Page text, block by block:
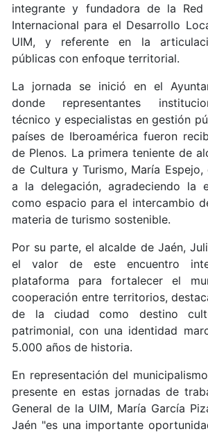
integrante y fundadora de la Red
Internacional para el Desarrollo
UIM, y referente en la
públicas con enfoque territorial.
La jornada se inició en el
donde representantes
técnico y especialistas en gestión
países de Iberoamérica fueron
de Plenos. La primera teniente de
de Cultura y Turismo, María
a la delegación, agradeciendo la
como espacio para el intercambio
materia de turismo sostenible.
Por su parte, el alcalde de Jaén,
el valor de este encuentro
plataforma para fortalecer el
cooperación entre territorios,
de la ciudad como destino
patrimonial, con una identidad
5.000 años de historia.
En representación del
presente en estas jornadas de
General de la UIM, María García
Jaén "es una importante